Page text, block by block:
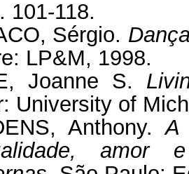
101-118.
Sérgio.
LP&M, 1998.
Joanne S.
University of
Anthony.A
amor